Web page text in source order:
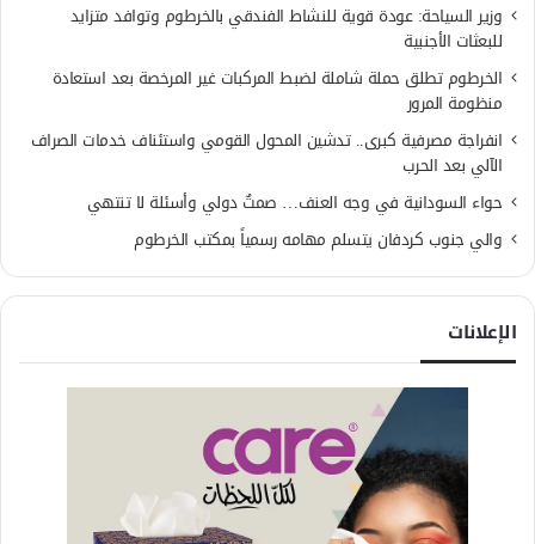
وزير السياحة: عودة قوية للنشاط الفندقي بالخرطوم وتوافد متزايد
للبعثات الأجنبية
الخرطوم تطلق حملة شاملة لضبط المركبات غير المرخصة بعد استعادة
منظومة المرور
انفراجة مصرفية كبرى.. تدشين المحول القومي واستئناف خدمات الصراف
الآلي بعد الحرب
حواء السودانية في وجه العنف… صمتٌ دولي وأسئلة لا تنتهي
والي جنوب كردفان يتسلم مهامه رسمياً بمكتب الخرطوم
الإعلانات